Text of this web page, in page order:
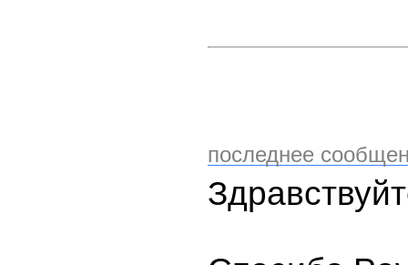
последнее